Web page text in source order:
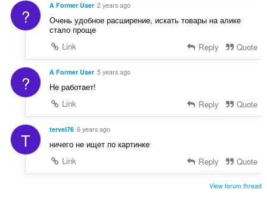
? A Former User 2 years ago
Очень удобное расширение, искать товары на алике
стало проще
Link
Reply Quote
? A Former User 5 years ago
He pаботает!
Link
Reply Quote
T tervel76 6 years ago
ничего не ищет по картинке
Link
Reply Quote
View forum thread